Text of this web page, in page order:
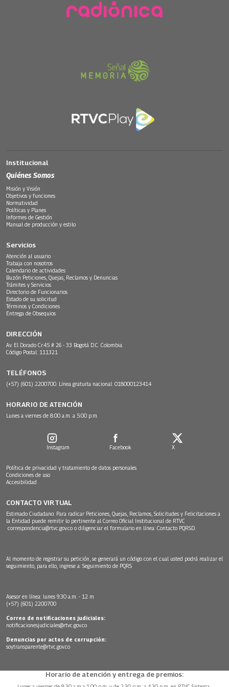
Institucional
Quiénes Somos
Misión y Visión
Objetivos y funciones
Normatividad
Políticas y Planes
Informes de Gestión
Manual de producción y estilo
Servicios
Atención al usuario
Trabaja con nosotros
Calendario de actividades
Buzón Peticiones, Quejas, Reclamos y Denuncias
Trámites y Servicios
Directorio de Funcionarios
Estado de su solicitud
Términos y Condiciones
Entrega de Obsequios
DIRECCIÓN
Av. El Dorado Cr.45 # 26 - 33 Bogotá D.C. Colombia.
Código Postal: 111321
TELÉFONOS
(+57) (601) 2200700. Línea gratuita nacional: 018000123414
HORARIO DE ATENCIÓN
Lunes a viernes de 8:00 a.m. a 5:00 p.m.
Instagram Facebook X
Política de privacidad y tratamiento de datos personales
Condiciones de uso
Accesibilidad
CONTACTO VIRTUAL
Estimado Ciudadano: Para radicar Peticiones, Quejas, Reclamos, Solicitudes y Felicitaciones a
la Entidad puede remitir lo pertinente al Correo Oficial Institucional de RTVC
correspondencia@rtvc.gov.co o diligenciar el formulario en línea: Contacto PQRSD.
Al momento de registrar su petición, se generará un código con el cual usted podrá realizar el
seguimiento, para ello, ingrese a: Seguimiento de PQRS
Asesor en línea: lunes 9:30 a.m. - 12 m
(+57) (601) 2200700
Correo de notificaciones judiciales:
notificacionesjudiciales@rtvc.gov.co
Denuncias por actos de corrupción:
soytransparente@rtvc.gov.co
Horario de atención y entrega de premios: